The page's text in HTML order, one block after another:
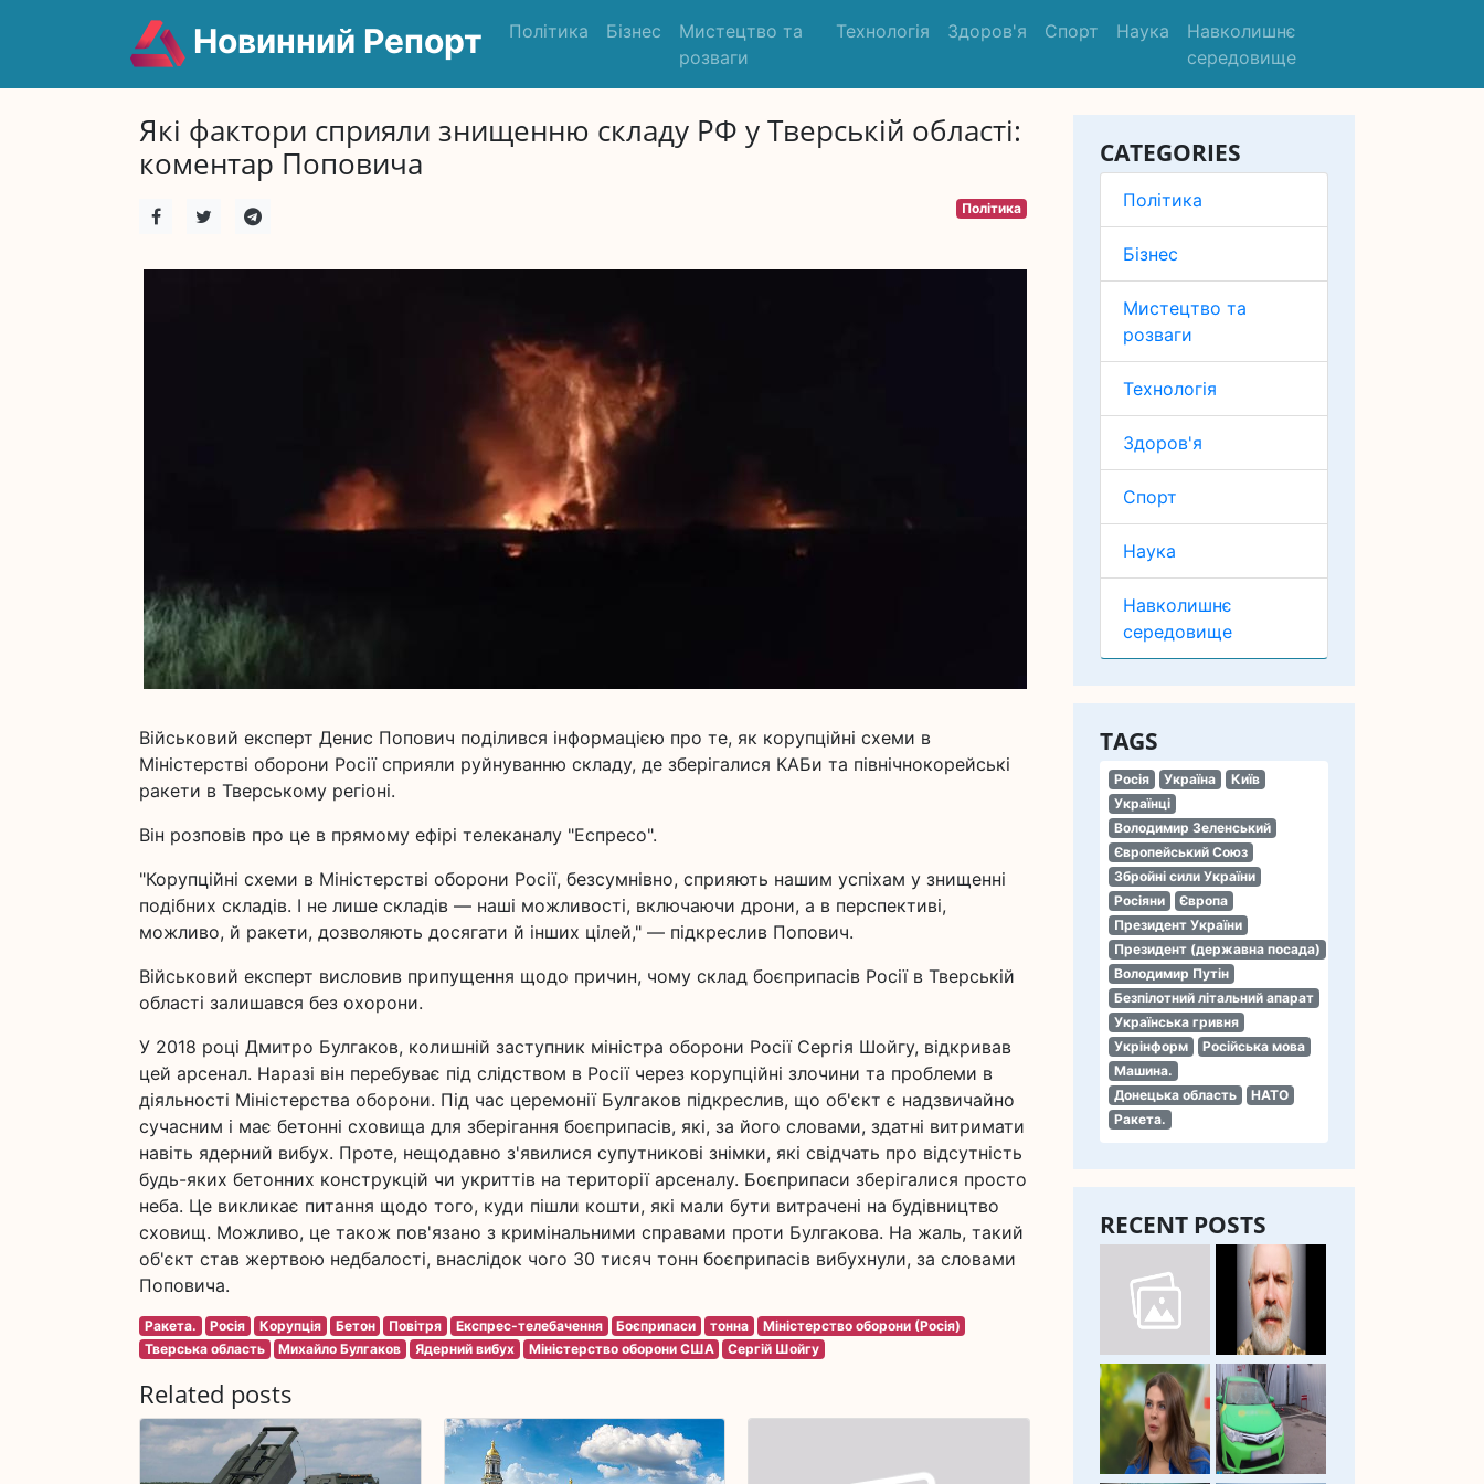
Новинний Репорт Політика Бізнес
Мистецтво та
розваги
Технологія Здоров'я Спорт Наука
Навколишнє
середовище
CATEGORIES
Політика
Бізнес
Мистецтво та
розваги
Технологія
Здоров'я
Спорт
Наука
Навколишнє
середовище
TAGS
Росія Україна
Київ
Українці
Володимир Зеленський
Європейський Союз
Збройні сили України
Росіяни
Європа
Президент України
Президент (державна посада)
Володимир Путін
Безпілотний літальний апарат
Українська гривня
Укрінформ
Російська мова
Машина.
Донецька область
НАТО
Ракета.
RECENT POSTS
Які фактори сприяли знищенню складу РФ у Тверській області:
коментар Поповича
Політика
Військовий експерт Денис Попович поділився інформацією про те, як корупційні схеми в
Міністерстві оборони Росії сприяли руйнуванню складу, де зберігалися КАБи та північнокорейські
ракети в Тверському регіоні.
Він розповів про це в прямому ефірі телеканалу "Еспресо".
"Корупційні схеми в Міністерстві оборони Росії, безсумнівно, сприяють нашим успіхам у знищенні
подібних складів. І не лише складів — наші можливості, включаючи дрони, а в перспективі,
можливо, й ракети, дозволяють досягати й інших цілей," — підкреслив Попович.
Військовий експерт висловив припущення щодо причин, чому склад боєприпасів Росії в Тверській
області залишався без охорони.
У 2018 році Дмитро Булгаков, колишній заступник міністра оборони Росії Сергія Шойгу, відкривав
цей арсенал. Наразі він перебуває під слідством в Росії через корупційні злочини та проблеми в
діяльності Міністерства оборони. Під час церемонії Булгаков підкреслив, що об'єкт є надзвичайно
сучасним і має бетонні сховища для зберігання боєприпасів, які, за його словами, здатні витримати
навіть ядерний вибух. Проте, нещодавно з'явилися супутникові знімки, які свідчать про відсутність
будь-яких бетонних конструкцій чи укриттів на території арсеналу. Боєприпаси зберігалися просто
неба. Це викликає питання щодо того, куди пішли кошти, які мали бути витрачені на будівництво
сховищ. Можливо, це також пов'язано з кримінальними справами проти Булгакова. На жаль, такий
об'єкт став жертвою недбалості, внаслідок чого 30 тисяч тонн боєприпасів вибухнули, за словами
Поповича.
Ракета. Росія Корупція Бетон Повітря Експрес-телебачення Боєприпаси тонна
Міністерство оборони (Росія)
Тверська область
Михайло Булгаков Ядерний вибух Міністерство оборони США Сергій Шойгу
Related posts